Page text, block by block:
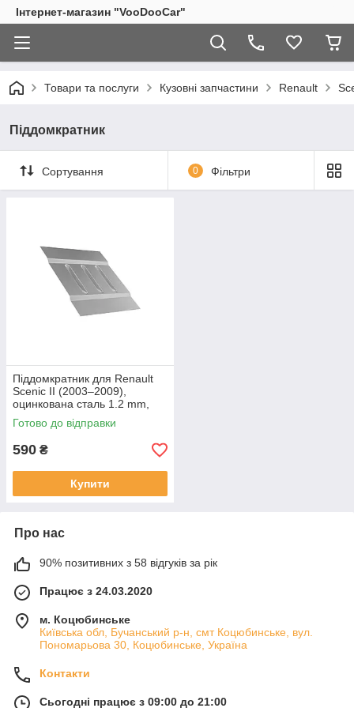
Інтернет-магазин "VooDooCar"
Товари та послуги Кузовні запчастини Renault
Піддомкратник
Сортування 0 Фільтри
Піддомкратник для Renault
Scenic II (2003–2009),
оцинкована сталь 1.2 mm,
міцність та довговічність
Готово до відправки
590 ₴
Купити
Про нас
90% позитивних з 58 відгуків за рік
Працює з 24.03.2020
м. Коцюбинське
Київська обл, Бучанський р-н, смт Коцюбинське, вул.
Пономарьова 30, Коцюбинське, Україна
Контакти
Сьогодні працює з 09:00 до 21:00